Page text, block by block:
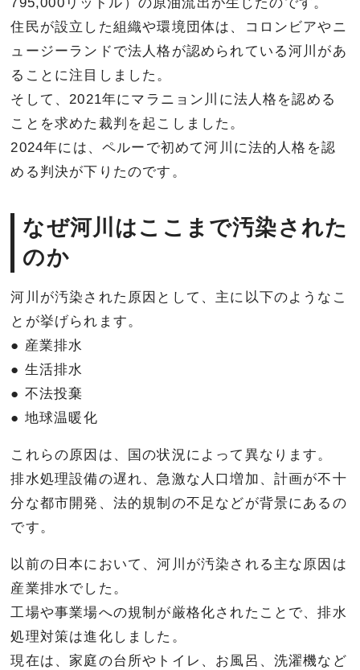
795,000リットル）の原油流出が生じたのです。
住民が設立した組織や環境団体は、コロンビアやニ
ュージーランドで法人格が認められている河川があ
ることに注目しました。
そして、2021年にマラニョン川に法人格を認める
ことを求めた裁判を起こしました。
2024年には、ペルーで初めて河川に法的人格を認
める判決が下りたのです。
なぜ河川はここまで汚染された
のか
河川が汚染された原因として、主に以下のようなこ
とが挙げられます。
● 産業排水
● 生活排水
● 不法投棄
● 地球温暖化
これらの原因は、国の状況によって異なります。
排水処理設備の遅れ、急激な人口増加、計画が不十
分な都市開発、法的規制の不足などが背景にあるの
です。
以前の日本において、河川が汚染される主な原因は
産業排水でした。
工場や事業場への規制が厳格化されたことで、排水
処理対策は進化しました。
現在は、家庭の台所やトイレ、お風呂、洗濯機など